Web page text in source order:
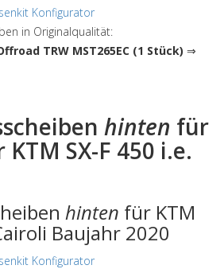
Konfigurator
in Originalqualität:
TRW MST265EC (1 Stück) ⇒
hinten für
SX-F 450 i.e.
hinten für KTM
Baujahr 2020
Konfigurator